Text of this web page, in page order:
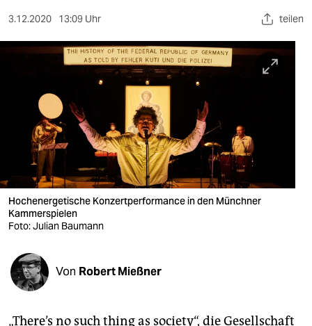
sport
berlin
wahrheit
verlag
veranstaltungen
shop
fragen & hilfe
unterstützen
3.12.2020 13:09 Uhr teilen
Hochenergetische Konzertperformance in den Münchner
Kammerspielen
Foto: Julian Baumann
Von Robert Mießner
„There’s no such thing as society“, die Gesellschaft